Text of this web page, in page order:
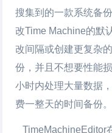
搜集到的一款系统备
改Time Machine的默
改间隔或创建更复杂
份，并且不想要性能
小时内处理大量数据
费一整天的时间备份。
TimeMachineEditor